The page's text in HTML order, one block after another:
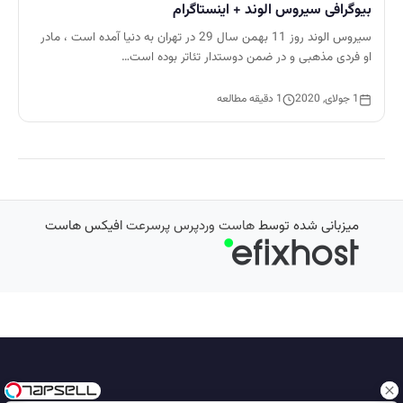
بیوگرافی سیروس الوند + اینستاگرام
سیروس الوند روز 11 بهمن سال 29 در تهران به دنیا آمده است ، مادر
او فردی مذهبی و در ضمن دوستدار تئاتر بوده است…
1 جولای, 2020 1 دقیقه مطالعه
میزبانی شده توسطهاست وردپرس پرسرعتافیکس هاست